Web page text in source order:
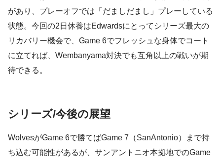
があり、プレーオフでは「だましだまし」プレーしている
状態。今回の2日休養はEdwardsにとってシリーズ最大の
リカバリー機会で、Game 6でフレッシュな身体でコート
に立てれば、Wembanyama対決でも互角以上の戦いが期
待できる。
シリーズ/今後の展望
WolvesがGame 6で勝てばGame 7（SanAntonio）まで持
ち込む可能性があるが、サンアントニオ本拠地でのGame